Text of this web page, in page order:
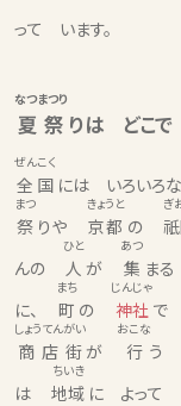
って います。
夏祭
なつまつり
りは どこで
全国
ぜんこく
には いろいろ
祭
まつ
りや 京都
きょうと
の
ぎ
んの 人
ひと
が 集
あつ
ま
に、 町
まち
の 神社
じんじゃ
で
商店街
しょうてんがい
が 行
おこな
は 地域
ちいき
に よって